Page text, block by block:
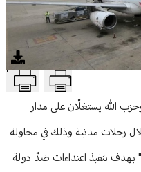
T
الله يستغلّان على مدار
رحلات مدنية وذلك في محاولة
تنفيذ اعتداءات ضدّ دولة